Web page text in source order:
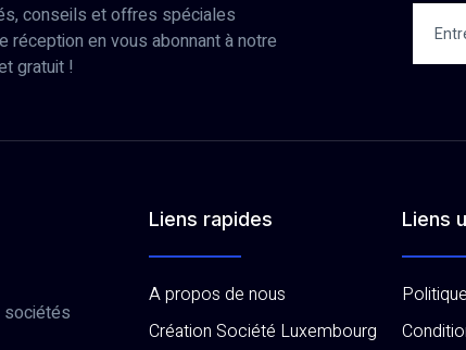
conseils et offres spéciales
en vous abonnant à notre
gratuit !
sociétés
Liens rapides
A propos de nous
Création Société Luxembourg
Liens